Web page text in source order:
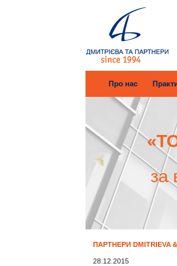
Про нас
за
ПАРТНЕРИ
28.12.2015